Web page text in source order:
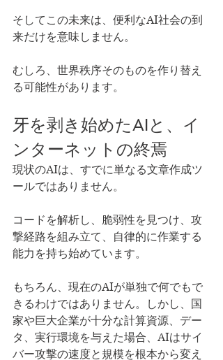
そしてこの未来は、便利なAI社会の到
来だけを意味しません。
むしろ、世界秩序そのものを作り替え
る可能性があります。
牙を剥き始めたAIと、イ
ンターネットの終焉
現状のAIは、すでに単なる文章作成ツ
ールではありません。
コードを解析し、脆弱性を見つけ、攻
撃経路を組み立て、自律的に作業する
能力を持ち始めています。
もちろん、現在のAIが単独で何でもで
きるわけではありません。しかし、国
家や巨大企業が十分な計算資源、デー
タ、実行環境を与えた場合、AIはサイ
バー攻撃の速度と規模を根本から変え